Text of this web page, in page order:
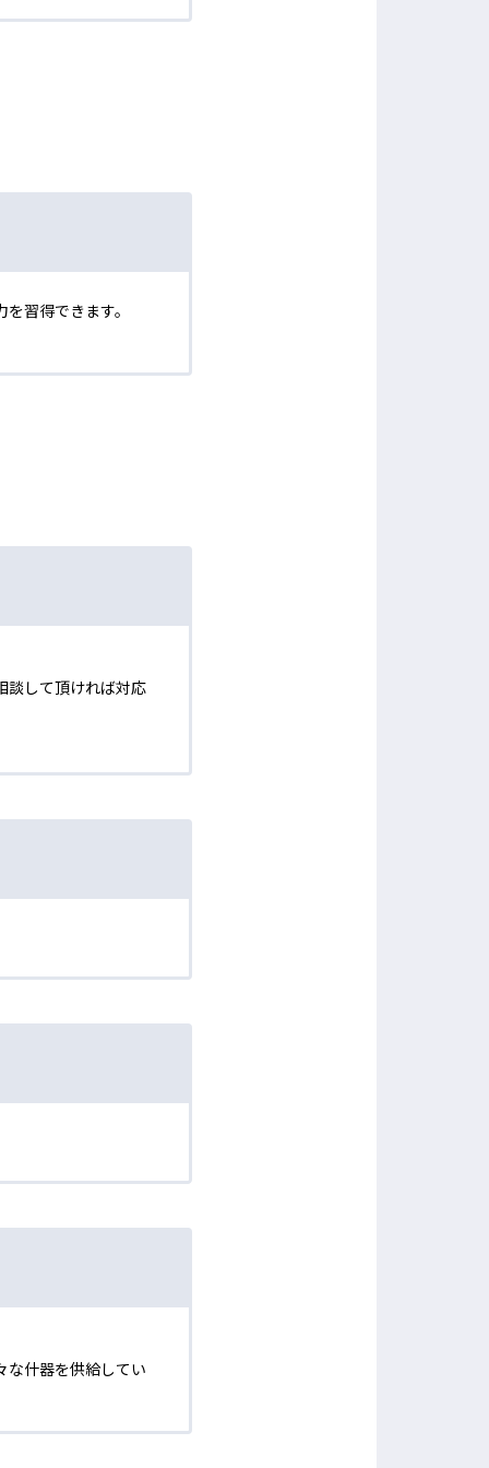
習得できます。
談して頂ければ対応
な什器を供給してい